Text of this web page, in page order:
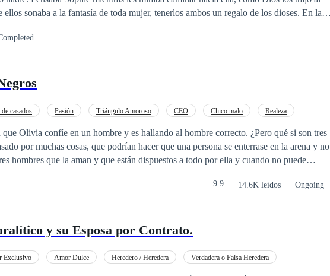
ellos sonaba a la fantasía de toda mujer, tenerlos ambos un regalo de los dioses. En la
arriba del traje de baño. Andreus la
casados Pasión Triángulo Amoroso CEO Chico malo
Realeza
Olivia confíe en un hombre y es hallando al hombre correcto. ¿Pero qué si son tres
por muchas cosas, que podrían hacer que una persona se enterrase en la arena y no
hombres que la aman y que están dispuestos a todo por ella y cuando no puede
cuatro le importa lo que otros piensen sobre su no tradicional familia. Mientras
9.9 14.6K leídos Ongoing
y su Esposa por Contrato.
Exclusivo Amor Dulce Heredero / Heredera
Verdadera o Falsa Heredera